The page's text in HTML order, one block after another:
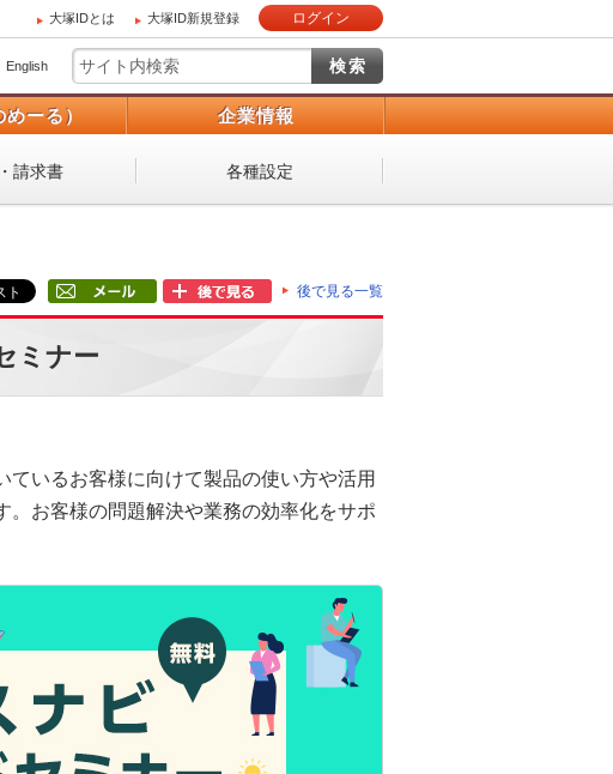
大塚IDとは 大塚ID新規登録 ログイン
English
ーる） 企業情報
請求書 各種設定
後で見る一覧
ミナー
いるお客様に向けて製品の使い方や活用
お客様の問題解決や業務の効率化をサポ